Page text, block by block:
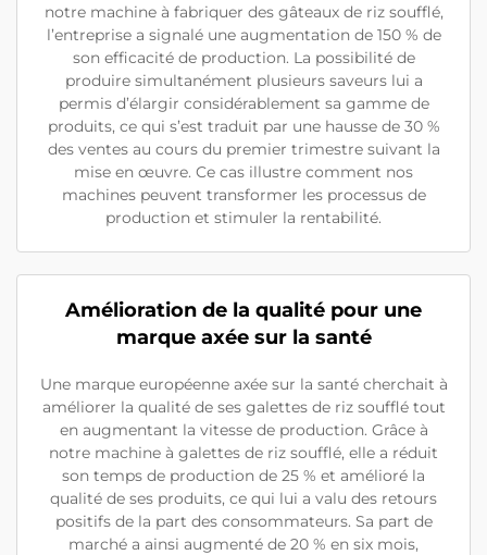
notre machine à fabriquer des gâteaux de riz soufflé,
l’entreprise a signalé une augmentation de 150 % de
son efficacité de production. La possibilité de
produire simultanément plusieurs saveurs lui a
permis d’élargir considérablement sa gamme de
produits, ce qui s’est traduit par une hausse de 30 %
des ventes au cours du premier trimestre suivant la
mise en œuvre. Ce cas illustre comment nos
machines peuvent transformer les processus de
production et stimuler la rentabilité.
Amélioration de la qualité pour une
marque axée sur la santé
Une marque européenne axée sur la santé cherchait à
améliorer la qualité de ses galettes de riz soufflé tout
en augmentant la vitesse de production. Grâce à
notre machine à galettes de riz soufflé, elle a réduit
son temps de production de 25 % et amélioré la
qualité de ses produits, ce qui lui a valu des retours
positifs de la part des consommateurs. Sa part de
marché a ainsi augmenté de 20 % en six mois,